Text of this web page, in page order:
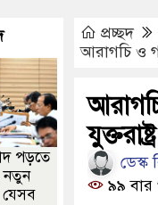
ইসলামী বিশ্ববিদ্যালয়ের
মৃত্যুর পর যদি সন্তানেরা না
পেজেশকিয়ানের
প্রচ্ছদ
আরাগচি ও
যুক্তরাষ্ট্র
ডেস্ক
৯৯ বার
পড়তে
নতুন